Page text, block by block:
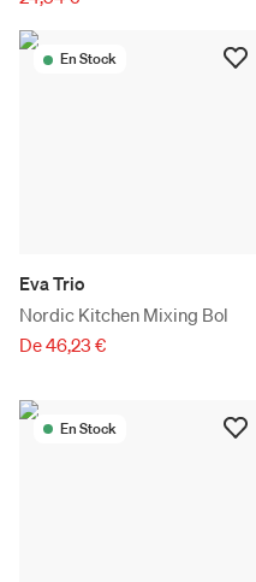
En Stock
Eva Trio
Nordic Kitchen Mixing Bol
De 46,23 €
En Stock